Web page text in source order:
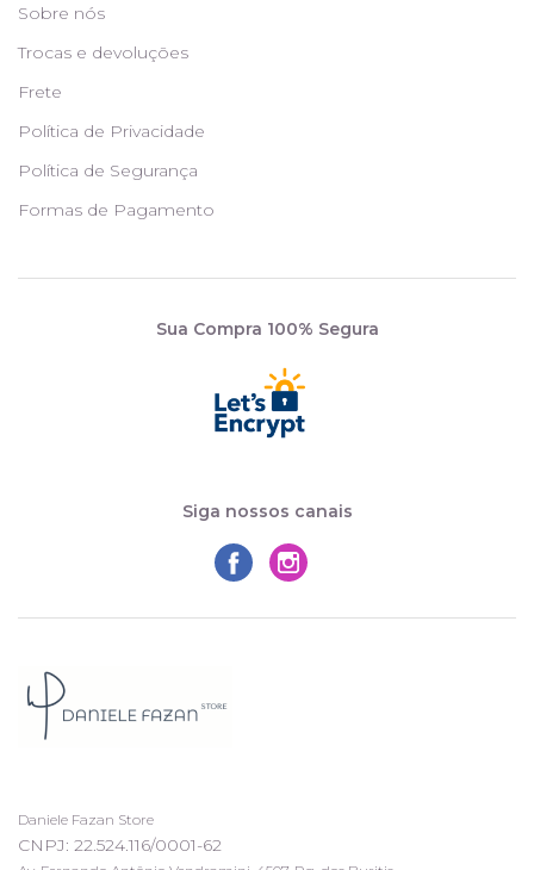
Daniele Fazan Store
CNPJ: 22.524.116/0001-62
Sobre nós
Trocas e devoluções
Frete
Política de Privacidade
Política de Segurança
Formas de Pagamento
Sua Compra 100% Segura
Siga nossos canais